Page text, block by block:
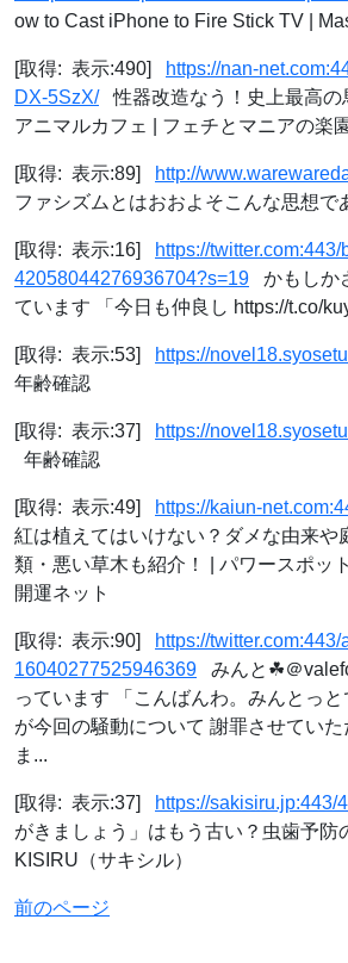
ow to Cast iPhone to Fire Stick TV |
[取得: 表示:490]
https://nan-
DX-5SzX/性器改造なう！史上最高の
アニマルカフェ | フェチとマニアの楽
[取得: 表示:89]
http://
ファシズムとはおおよそこんな思想で
[取得: 表示:16]
https://
42058044276936704?s=19 かもしか
ています 「今日も仲良し https://t.co/
[取得: 表示:53]
https://
年齢確認
[取得: 表示:37]
https://
年齢確認
[取得: 表示:49] https://kaiun-
紅は植えてはいけない？ダメな由来や
類・悪い草木も紹介！ | パワースポッ
開運ネット
[取得: 表示:90]
https://
16040277525946369 みんと☘＠
っています 「こんばんわ。みんとっ
が今回の騒動について 謝罪させてい
ま...
[取得: 表示:37] https://sakisiru.jp:443/
がきましょう」はもう古い？虫歯予防
KISIRU（サキシル）
前のページ